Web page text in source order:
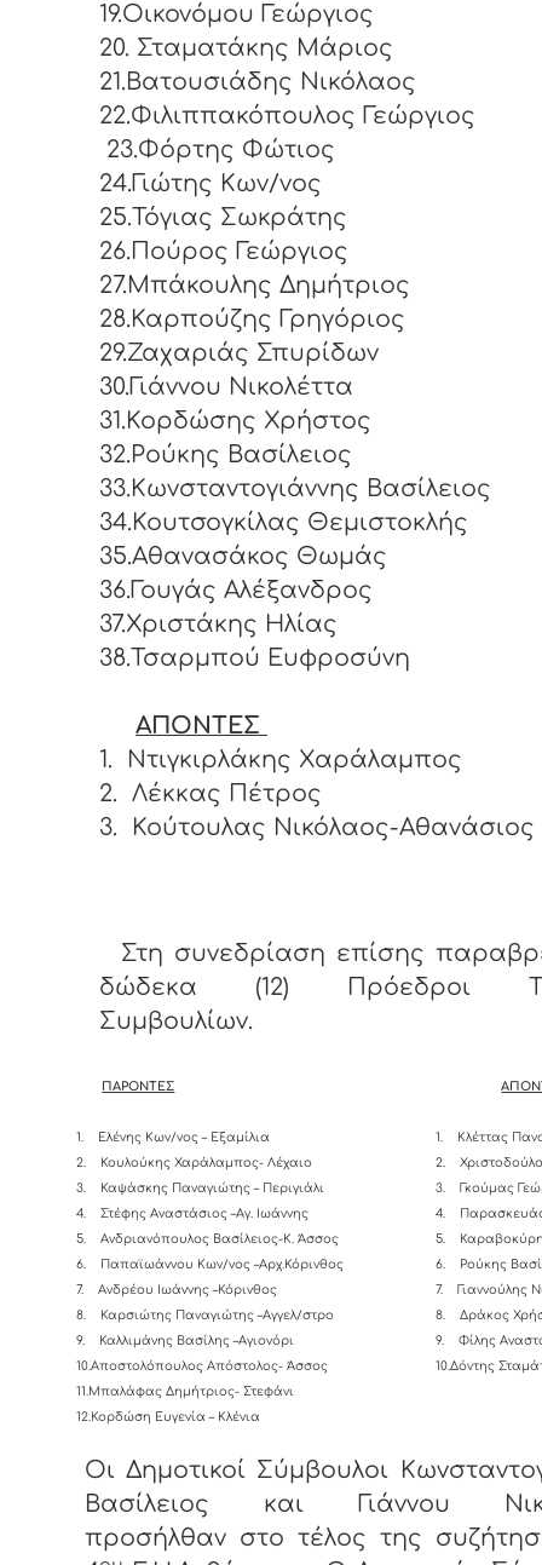
19.Οικονόμου Γεώργιος
20. Σταματάκης Μάριος
21.Βατουσιάδης Νικόλαος
22.Φιλιππακόπουλος Γεώργιος
23.Φόρτης Φώτιος
24.Γιώτης Κων/νος
25.Τόγιας Σωκράτης
26.Πούρος Γεώργιος
27.Μπάκουλης Δημήτριος
28.Καρπούζης Γρηγόριος
29.Ζαχαριάς Σπυρίδων
30.Γιάννου Νικολέττα
31.Κορδώσης Χρήστος
32.Ρούκης Βασίλειος
33.Κωνσταντογιάννης Βασίλειος
34.Κουτσογκίλας Θεμιστοκλής
35.Αθανασάκος Θωμάς
36.Γουγάς Αλέξανδρος
37.Χριστάκης Ηλίας
38.Τσαρμπού Ευφροσύνη
ΑΠΟΝΤΕΣ
1.
Ντιγκιρλάκης Χαράλαμπος
2.
Λέκκας Πέτρος
3.
Κούτουλας Νικόλαος-Αθανάσιος
Στη συνεδρίαση επίσης
δώδεκα (12) Πρόεδροι
Συμβουλίων.
ΠΑΡΟΝΤΕΣ
1.
Ελένης Κων/νος – Εξαμίλια
2.
Κουλούκης Χαράλαμπος- Λέχαιο
3.
Καψάσκης Παναγιώτης – Περιγιάλι
4.
Στέφης Αναστάσιος –Αγ. Ιωάννης
5.
Ανδριανόπουλος Βασίλειος-K. Άσσος
6.
Παπαϊωάννου Κων/νος –Αρχ.Κόρινθος
7.
Ανδρέου Ιωάννης –Κόρινθος
8.
Καρσιώτης Παναγιώτης –Αγγελ/στρο
9.
Καλλιμάνης Βασίλης –Αγιονόρι
10.Αποστολόπουλος Απόστολος- Άσσος
11.Μπαλάφας Δημήτριος- Στεφάνι
12.Κορδώση Ευγενία – Κλένια
1.
Κλέττας
2.
3.
Γκούμας
4.
5.
6.
Ρούκης
7.
Γιαννούλης
8.
Δράκος
9.
Φίλης
10.Δόντης
Οι Δημοτικοί Σύμβουλοι
Βασίλειος και Γιάννου
προσήλθαν στο τέλος της